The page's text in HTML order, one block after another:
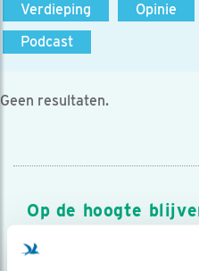
Verdieping
Opinie
Podcast
Geen resultaten.
Op de hoogte
Meld je aan en ontvang
over vogels en activiteiten